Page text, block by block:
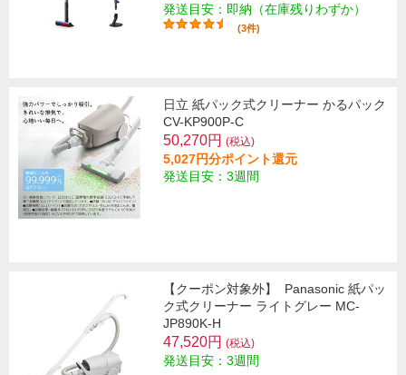
発送目安：即納（在庫残りわずか）
(3件)
日立 紙パック式クリーナー かるパック
CV-KP900P-C
50,270円 (税込)
5,027円分ポイント還元
発送目安：3週間
【クーポン対象外】
Panasonic 紙パッ
ク式クリーナー ライトグレー MC-
JP890K-H
47,520円 (税込)
発送目安：3週間